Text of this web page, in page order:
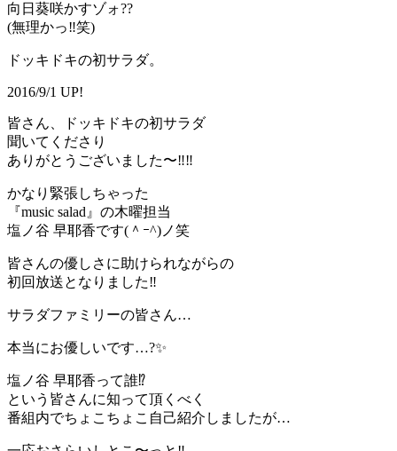
向日葵咲かすゾォ??
(無理かっ‼️笑)
ドッキドキの初サラダ。
2016/9/1 UP!
皆さん、ドッキドキの初サラダ
聞いてくださり
ありがとうございました〜‼️‼️
かなり緊張しちゃった
『music salad』の木曜担当
塩ノ谷 早耶香です(＾ｰ^)ノ笑
皆さんの優しさに助けられながらの
初回放送となりました‼️
サラダファミリーの皆さん…
本当にお優しいです…?✨
塩ノ谷 早耶香って誰⁉️
という皆さんに知って頂くべく
番組内でちょこちょこ自己紹介しましたが…